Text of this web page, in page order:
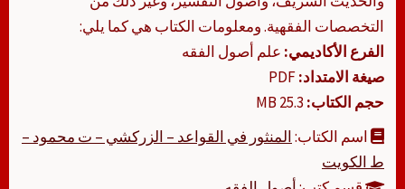
التخصصات الفقهية. ومعلومات الكتاب هي كما يلي:
الفرع الأكاديمي: علم أصول الفقه
صيغة الامتداد:
حجم الكتاب:
اسم الكتاب:المنثور في القواعد – الزركشي – ت محمود –
ط الكويت